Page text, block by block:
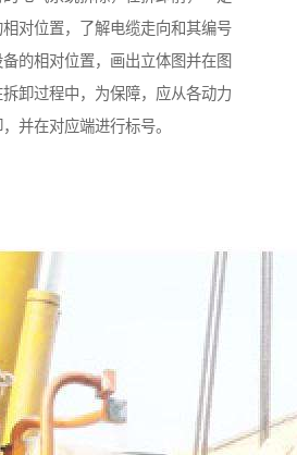
对位置，了解电缆走向和其编号
的相对位置，画出立体图并在图
拆卸过程中，为保障，应从各动力
并在对应端进行标号。